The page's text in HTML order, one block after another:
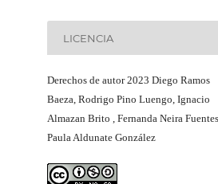
LICENCIA
Derechos de autor 2023 Diego Ramos
Baeza, Rodrigo Pino Luengo, Ignacio
Almazan Brito , Fernanda Neira
Paula Aldunate González